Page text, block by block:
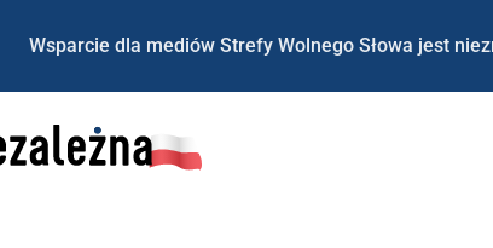
Wsparcie dla mediów Strefy Wolnego Słowa jest